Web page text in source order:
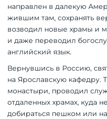
направлен в далекую
жившим там, сохранять
возводил новые храмы и
и даже переводил
английский язык.
Вернувшись в Россию,
на Ярославскую кафедру.
монастыри, проводил
отдаленных храмах, куда
добираться пешком или